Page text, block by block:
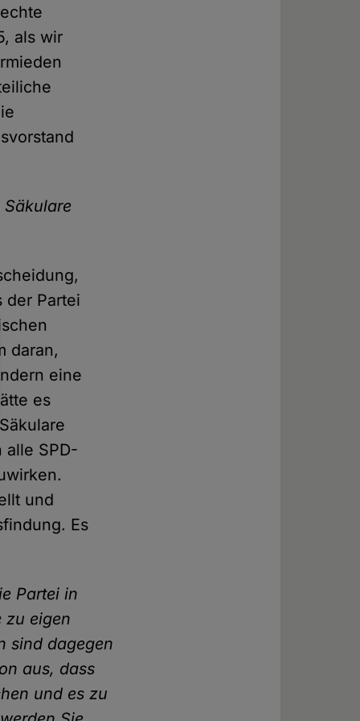
als wir
der Partei
daran,
eine
es
alle SPD-
und
Es
Partei in
zu eigen
sind dagegen
aus, dass
und es zu